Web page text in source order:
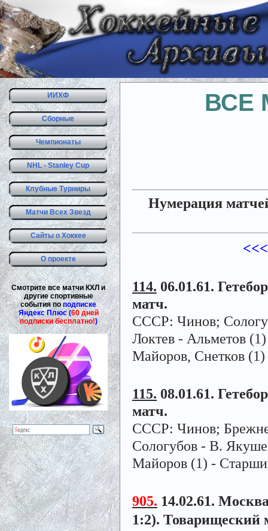
ИИХФ
Сборные
Чемпионаты
NHL - Stanley Cup
Клубные Турниры
Матчи Всех Звезд
Сайты о Хоккее
О проекте
Смотрите все матчи КХЛ и
другие спортивные
события поподписке
Яндекс Плюс (60 дней
подписки бесплатно!)
ВСЕ
Нумерация
114. 06.01.61.
матч.
СССР: Чинов;
Локтев - Альметов
Майоров, Снетков
115. 08.01.61.
матч.
СССР: Чинов;
Сологубов - В.
Майоров (1) -
905. 14.02.61.
1:2). Товарищеский